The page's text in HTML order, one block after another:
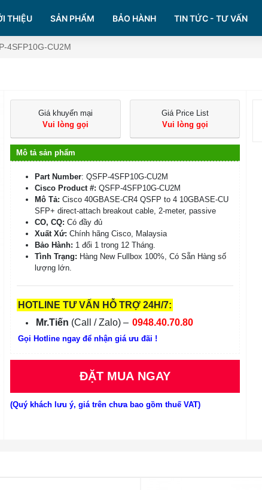
THIỆU SẢN PHẨM BẢO HÀNH TIN TỨC - TƯ VẤN
4SFP10G-CU2M
Giá khuyến mại
Vui lòng gọi
Giá Price List
Vui lòng gọi
Mô tả sản phẩm
Part Number: QSFP-4SFP10G-CU2M
Cisco Product #:QSFP-4SFP10G-CU2M
Mô Tả: Cisco 40GBASE-CR4 QSFP to 4 10GBASE-CU
SFP+ direct-attach breakout cable, 2-meter, passive
CO, CQ: Có đầy đủ
Xuất Xứ:Chính hãng Cisco, Malaysia
Bảo Hành: 1 đổi 1 trong 12 Tháng.
Tình Trạng: Hàng New Fullbox 100%, Có Sẵn Hàng số
lượng lớn.
HOTLINE TƯ VẤN HỖ TRỢ 24H/7:
Mr.Tiến (Call / Zalo) – 0948.40.70.80
Gọi Hotline ngay để nhận giá ưu đãi !
ĐẶT MUA NGAY
(Quý khách lưu ý, giá trên chưa bao gồm thuế VAT)